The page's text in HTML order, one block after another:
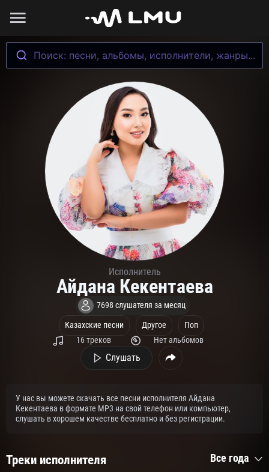
Поиск: песни, альбомы, исполнители, жанры...
Исполнитель
Айдана Кекентаева
7698 слушателя за месяц
Казахские песни
Другое
Поп
16 треков
Нет альбомов
Слушать
У нас вы можете скачать все песни исполнителя Айдана
Кекентаева в формате MP3 на свой телефон или компьютер,
слушать в хорошем качестве бесплатно и без регистрации.
Треки исполнителя Все года